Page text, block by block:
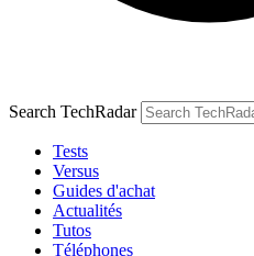
Search TechRadar
Tests
Versus
Guides d'achat
Actualités
Tutos
Téléphones